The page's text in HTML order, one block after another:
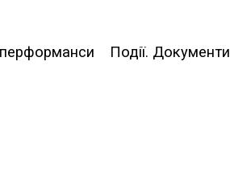
перформанси Події. Документи